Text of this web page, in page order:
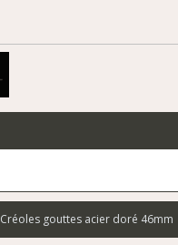
Créoles gouttes acier doré 46mm